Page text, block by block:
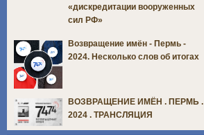
«дискредитации вооруженных
сил РФ»
Возвращение имён - Пермь -
2024. Несколько слов об итогах
ВОЗВРАЩЕНИЕ ИМЁН . ПЕРМЬ .
2024 . ТРАНСЛЯЦИЯ